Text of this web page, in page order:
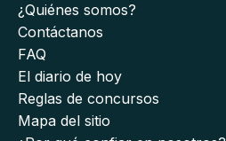
¿Quiénes somos?
Contáctanos
FAQ
El diario de hoy
Reglas de concursos
Mapa del sitio